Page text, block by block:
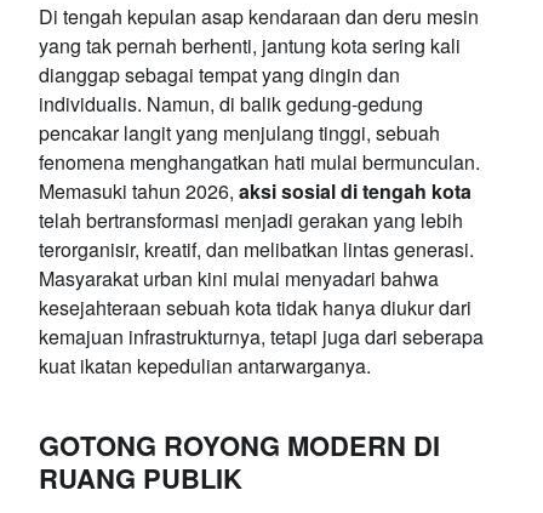
Di tengah kepulan asap kendaraan dan deru mesin
yang tak pernah berhenti, jantung kota sering kali
dianggap sebagai tempat yang dingin dan
individualis. Namun, di balik gedung-gedung
pencakar langit yang menjulang tinggi, sebuah
fenomena menghangatkan hati mulai bermunculan.
Memasuki tahun 2026, aksi sosial di tengah kota
telah bertransformasi menjadi gerakan yang lebih
terorganisir, kreatif, dan melibatkan lintas generasi.
Masyarakat urban kini mulai menyadari bahwa
kesejahteraan sebuah kota tidak hanya diukur dari
kemajuan infrastrukturnya, tetapi juga dari seberapa
kuat ikatan kepedulian antarwarganya.
GOTONG ROYONG MODERN DI
RUANG PUBLIK